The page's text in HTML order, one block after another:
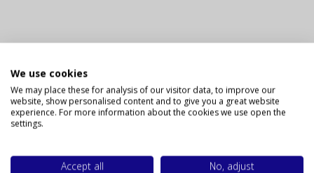
We use cookies
We may place these for analysis of our visitor data, to improve our
website, show personalised content and to give you a great website
experience. For more information about the cookies we use open the
settings.
Accept all No, adjust